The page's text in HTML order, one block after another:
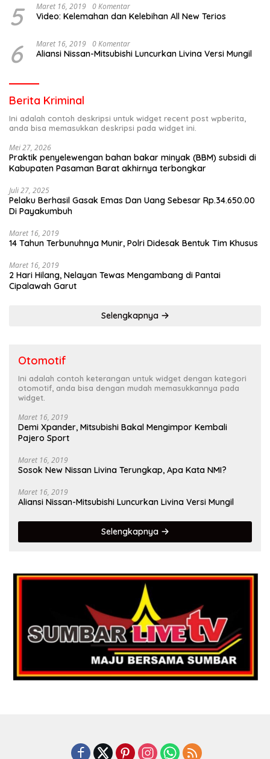
5 Maret 16, 2019 0 Komentar
Video: Kelemahan dan Kelebihan All New Terios
6 Maret 16, 2019 0 Komentar
Aliansi Nissan-Mitsubishi Luncurkan Livina Versi Mungil
Berita Kriminal
Ini adalah contoh deskripsi untuk widget recent post wpberita,
anda bisa memasukkan deskripsi pada widget ini.
Mei 27, 2026
Praktik penyelewengan bahan bakar minyak (BBM) subsidi di
Kabupaten Pasaman Barat akhirnya terbongkar
Juli 27, 2025
Pelaku Berhasil Gasak Emas Dan Uang Sebesar Rp.34.650.00
Di Payakumbuh
Maret 16, 2019
14 Tahun Terbunuhnya Munir, Polri Didesak Bentuk Tim Khusus
Maret 16, 2019
2 Hari Hilang, Nelayan Tewas Mengambang di Pantai
Cipalawah Garut
Selengkapnya
Otomotif
Ini adalah contoh keterangan untuk widget dengan kategori
otomotif, anda bisa dengan mudah memasukkannya pada
widget.
Maret 16, 2019
Demi Xpander, Mitsubishi Bakal Mengimpor Kembali
Pajero Sport
Maret 16, 2019
Sosok New Nissan Livina Terungkap, Apa Kata NMI?
Maret 16, 2019
Aliansi Nissan-Mitsubishi Luncurkan Livina Versi Mungil
Selengkapnya